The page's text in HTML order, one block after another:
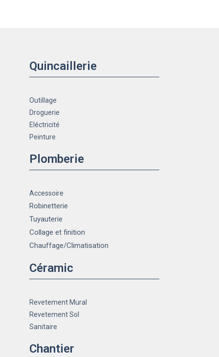
Quincaillerie
Outillage
Droguerie
Eléctricité
Peinture
Plomberie
Accessoire
Robinetterie
Tuyauterie
Collage et finition
Chauffage/Climatisation
Céramic
Revetement Mural
Revetement Sol
Sanitaire
Chantier